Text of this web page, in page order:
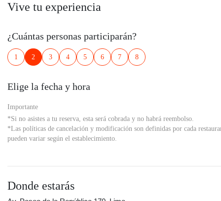
Vive tu experiencia
¿Cuántas personas participarán?
1 2 3 4 5 6 7 8
Elige la fecha y hora
Importante
*Si no asistes a tu reserva, esta será cobrada y no habrá reembolso.
*Las políticas de cancelación y modificación son definidas por cada
pueden variar según el establecimiento.
Donde estarás